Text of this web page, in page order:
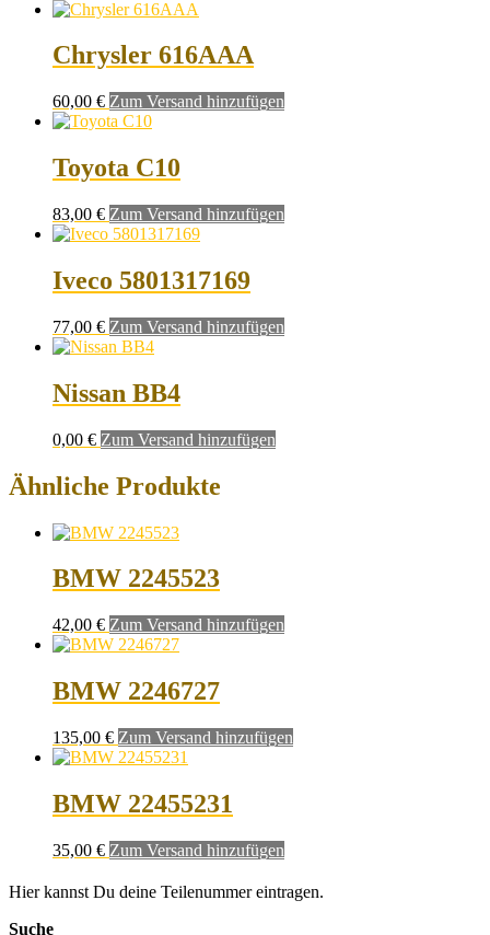
Chrysler 616AAA
60,00 € Zum Versand hinzufügen
Toyota C10
83,00 € Zum Versand hinzufügen
Iveco 5801317169
77,00 € Zum Versand hinzufügen
Nissan BB4
0,00 € Zum Versand hinzufügen
Ähnliche Produkte
BMW 2245523
42,00 € Zum Versand hinzufügen
BMW 2246727
135,00 € Zum Versand hinzufügen
BMW 22455231
35,00 € Zum Versand hinzufügen
Hier kannst Du deine Teilenummer eintragen.
Suche